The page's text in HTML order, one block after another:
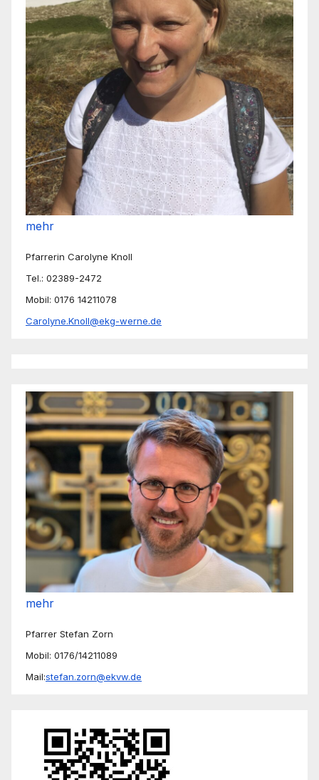
mehr
Pfarrerin Carolyne Knoll
Tel.: 02389-2472
Mobil: 0176 14211078
Carolyne.Knoll@ekg-werne.de
mehr
Pfarrer Stefan Zorn
Mobil: 0176/14211089
Mail:stefan.zorn@ekvw.de